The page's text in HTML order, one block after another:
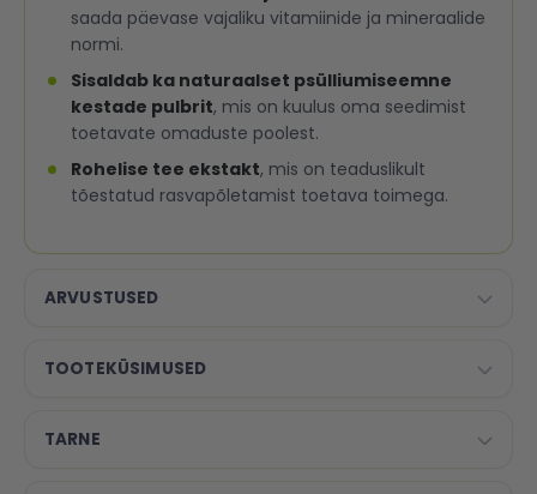
ARVUSTUSED
TOOTEKÜSIMUSED
TARNE
saada päevase vajaliku vitamiinide ja mineraalide
normi.
Sisaldab ka naturaalset psülliumiseemne
kestade pulbrit, mis on kuulus oma seedimist
toetavate omaduste poolest.
Rohelise tee ekstakt, mis on teaduslikult
tõestatud rasvapõletamist toetava toimega.